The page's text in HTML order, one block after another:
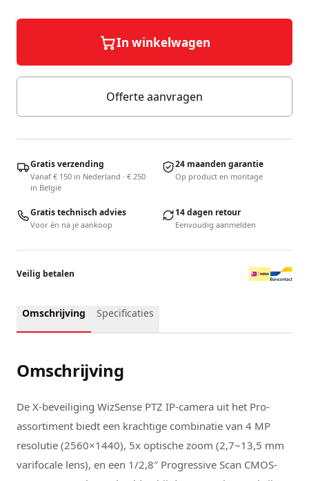
In winkelwagen
Offerte aanvragen
Gratis verzending
Vanaf € 150 in Nederland · € 250
in België
24 maanden garantie
Op product en montage
Gratis technisch advies
Voor én na je aankoop
14 dagen retour
Eenvoudig aanmelden
Veilig betalen
Omschrijving Specificaties
Omschrijving
De X-beveiliging WizSense PTZ IP-camera uit het Pro-
assortiment biedt een krachtige combinatie van 4 MP
resolutie (2560×1440), 5x optische zoom (2,7~13,5 mm
varifocale lens), en een 1/2,8″ Progressive Scan CMOS-